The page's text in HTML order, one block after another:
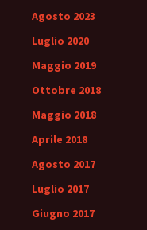
Agosto 2023
Luglio 2020
Maggio 2019
Ottobre 2018
Maggio 2018
Aprile 2018
Agosto 2017
Luglio 2017
Giugno 2017